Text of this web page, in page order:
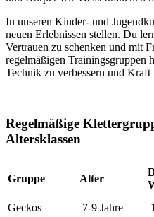
In unseren Kinder- und
neuen Erlebnissen stellen. Du
Vertrauen zu schenken und mit
regelmäßigen Trainingsgruppen
Technik zu verbessern und Kraft
Regelmäßige
Altersklassen
Gruppe Alter
Geckos
7-9 Jahre